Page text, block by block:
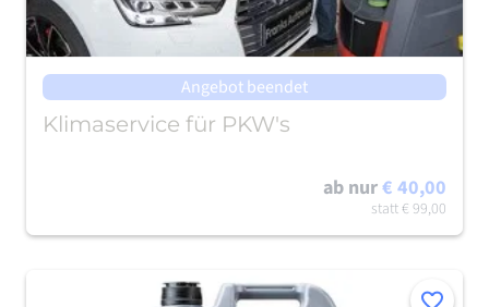
Angebot beendet
Klimaservice für PKW's
ab nur€ 40,00
statt€ 99,00
Merken